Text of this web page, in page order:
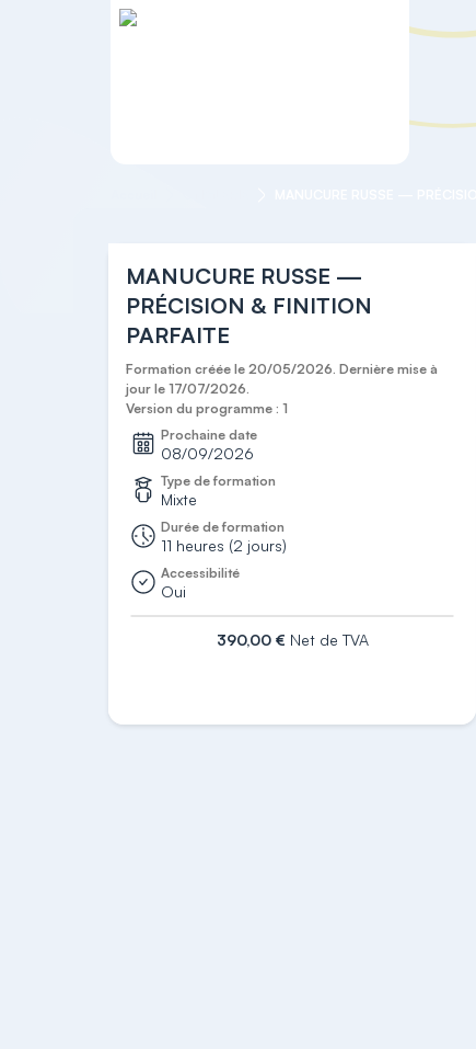
MANUCURE RUSSE —
PRÉCISION & FINITION
PARFAITE
Formation créée le 20/05/2026. Dernière mise à
jour le 17/07/2026.
Version du programme : 1
Prochaine date
08/09/2026
Type de formation
Mixte
Durée de formation
11 heures (2 jours)
Accessibilité
Oui
390,00 € Net de TVA